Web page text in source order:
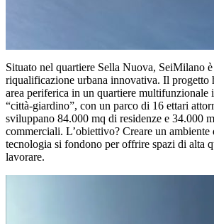
Situato nel quartiere Sella Nuova, SeiMilano
riqualificazione urbana innovativa. Il progetto
area periferica in un quartiere multifunzionale
“città-giardino”, con un parco di 16 ettari
sviluppano 84.000 mq di residenze e 34.000
commerciali. L’obiettivo? Creare un ambiente
tecnologia si fondono per offrire spazi di alta
lavorare.